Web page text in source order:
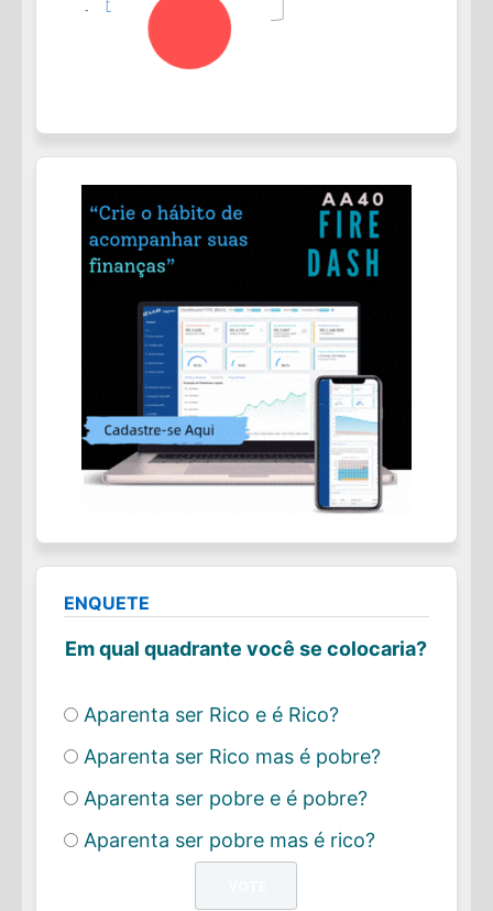
ENQUETE
Em qual quadrante você se colocaria?
Aparenta ser Rico e é Rico?
Aparenta ser Rico mas é pobre?
Aparenta ser pobre e é pobre?
Aparenta ser pobre mas é rico?